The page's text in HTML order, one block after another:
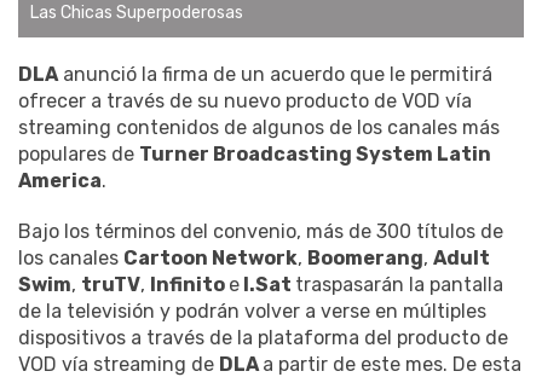
Las Chicas Superpoderosas
DLA anunció la firma de un acuerdo que le permitirá
ofrecer a través de su nuevo producto de VOD vía
streaming contenidos de algunos de los canales más
populares de Turner Broadcasting System Latin
America.
Bajo los términos del convenio, más de 300 títulos de
los canales Cartoon Network, Boomerang, Adult
Swim, truTV, Infinito e I.Sat traspasarán la pantalla
de la televisión y podrán volver a verse en múltiples
dispositivos a través de la plataforma del producto de
VOD vía streaming de DLA a partir de este mes. De esta